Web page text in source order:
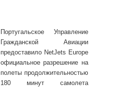
Португальское Управление
Гражданской Авиации
предоставило NetJets Europe
официальное разрешение на
полеты продолжительностью
180 минут самолета